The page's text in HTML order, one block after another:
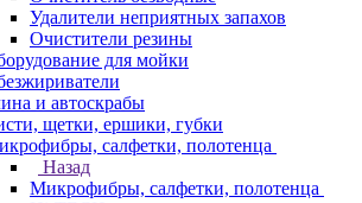
Удалители неприятных запахов
Очистители резины
для мойки
и автоскрабы
щетки, ершики, губки
салфетки, полотенца
Назад
Микрофибры, салфетки, полотенца